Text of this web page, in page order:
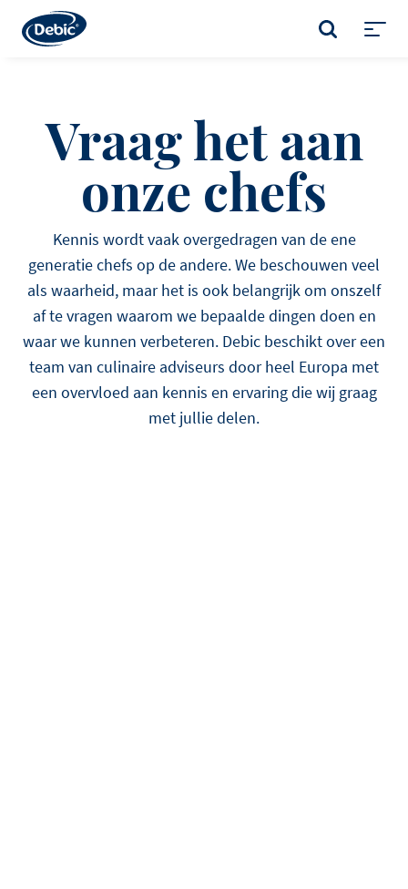
main
ZOEKEN
Vraag het aan
onze chefs
Kennis wordt vaak overgedragen van de ene
generatie chefs op de andere. We beschouwen veel
als waarheid, maar het is ook belangrijk om onszelf
af te vragen waarom we bepaalde dingen doen en
waar we kunnen verbeteren. Debic beschikt over een
team van culinaire adviseurs door heel Europa met
een overvloed aan kennis en ervaring die wij graag
met jullie delen.